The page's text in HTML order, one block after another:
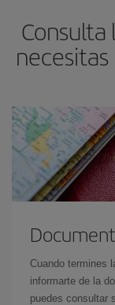
Cuando termines
informarte de la
puedes consultar